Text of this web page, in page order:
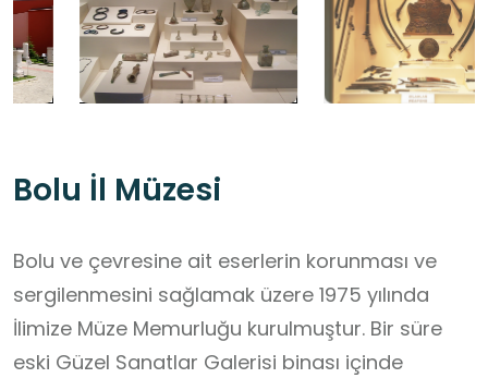
Bolu İl Müzesi
Bolu ve çevresine ait eserlerin korunması ve
sergilenmesini sağlamak üzere 1975 yılında
İlimize Müze Memurluğu kurulmuştur. Bir süre
eski Güzel Sanatlar Galerisi binası içinde